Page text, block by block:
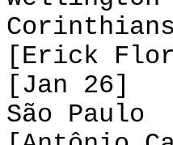
[Erick
[Jan 26]
São